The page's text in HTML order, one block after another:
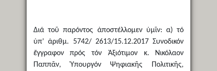
Διά τοῦ παρόντος ἀποστέλλομεν ὑμῖν: α) τό
ὑπ’ ἀριθμ. 5742/ 2613/15.12.2017 Συνοδικόν
ἔγγραφον πρός τόν Ἀξιότιμον κ. Νικόλαον
Παππᾶν, Ὑπουργόν Ψηφιακῆς Πολιτικῆς,